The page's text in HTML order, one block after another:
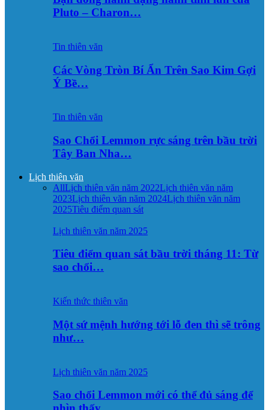
Pluto – Charon…
Tin thiên văn
Các Vòng Tròn Bí Ẩn Trên Sao Kim Gợi
Ý Bề…
Tin thiên văn
Sao Chổi Lemmon rực sáng trên bầu trời
Tây Ban Nha…
Lịch thiên văn
AllLịch thiên văn năm 2022Lịch thiên văn năm
2023Lịch thiên văn năm 2024Lịch thiên văn năm
2025Tiêu điểm quan sát
Lịch thiên văn năm 2025
Tiêu điểm quan sát bầu trời tháng 11: Từ
sao chổi…
Kiến thức thiên văn
Một sứ mệnh hướng tới lỗ đen thì sẽ trông
như…
Lịch thiên văn năm 2025
Sao chổi Lemmon mới có thể đủ sáng để